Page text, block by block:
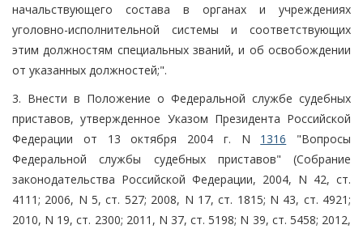
начальствующего состава в органах и учреждениях
уголовно-исполнительной системы и соответствующих
этим должностям специальных званий, и об освобождении
от указанных должностей;".
3. Внести в Положение о Федеральной службе судебных
приставов, утвержденное Указом Президента Российской
Федерации от 13 октября 2004 г. N 1316 "Вопросы
Федеральной службы судебных приставов" (Собрание
законодательства Российской Федерации, 2004, N 42, ст.
4111; 2006, N 5, ст. 527; 2008, N 17, ст. 1815; N 43, ст. 4921;
2010, N 19, ст. 2300; 2011, N 37, ст. 5198; N 39, ст. 5458; 2012,